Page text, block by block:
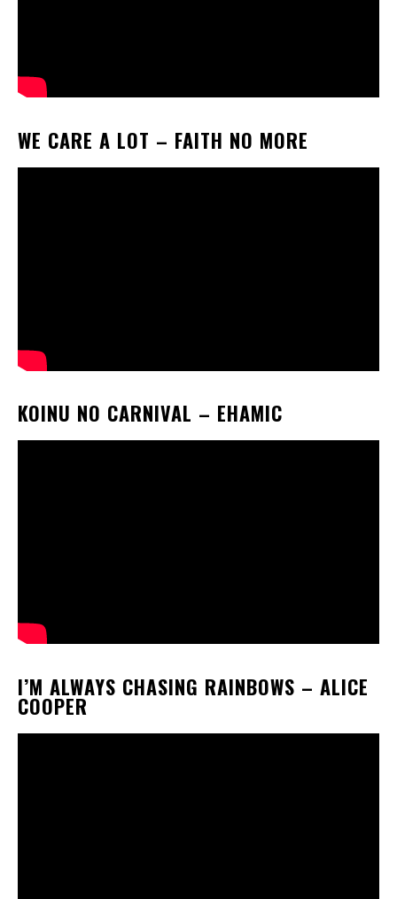
WE CARE A LOT – FAITH NO MORE
KOINU NO CARNIVAL – EHAMIC
I’M ALWAYS CHASING RAINBOWS – ALICE
COOPER